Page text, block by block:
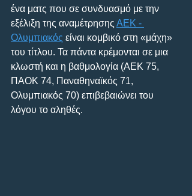
ένα ματς που σε συνδυασμό με την
εξέλιξη της αναμέτρησης ΑΕΚ -
Ολυμπιακός είναι κομβικό στη «μάχη»
του τίτλου. Τα πάντα κρέμονται σε μια
κλωστή και η βαθμολογία (ΑΕΚ 75,
ΠΑΟΚ 74, Παναθηναϊκός 71,
Ολυμπιακός 70) επιβεβαιώνει του
λόγου το αληθές.